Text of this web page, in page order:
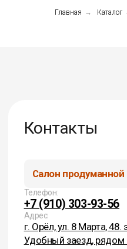
Главная → Каталог
+7 (919) 209-33-99 Общий
+7 (910) 304-25-18 Плиты
+7 (919) 203-79-22 Фасады,
+7 (980) 369-40-10 Фурнитура
+7 (980) 369-40-20 Мебель на
+7 (915) 501-31-05
Адрес:
г. Орёл, Наугорское ш., 100
Контакты